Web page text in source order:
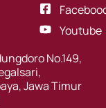
Youtube
No.149,
Jawa Timur